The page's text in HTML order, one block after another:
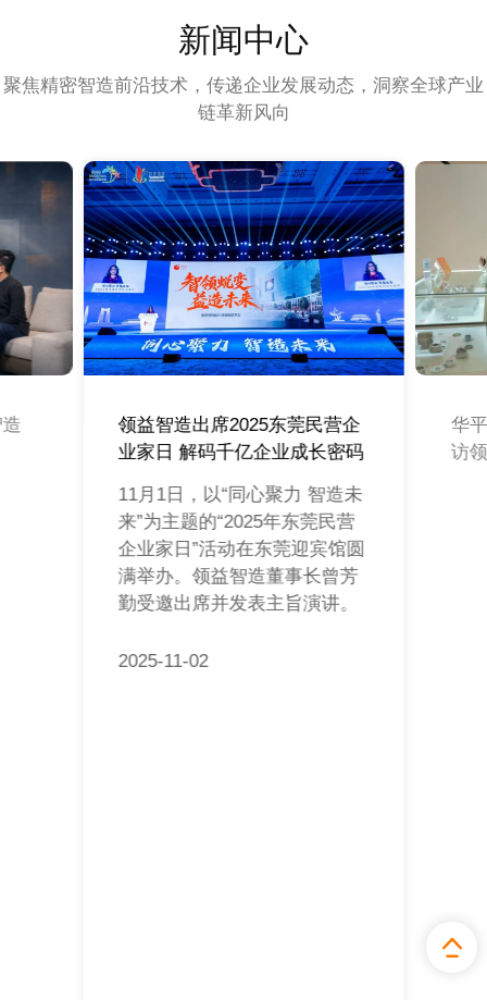
新闻中心
聚焦精密智造前沿技术，传递企业发展动态，洞察全球产业
链革新风向
领益智造出席2025东莞民营企
业家日 解码千亿企业成长密码
11月1日，以“同心聚力 智造未
来”为主题的“2025年东莞民营
企业家日”活动在东莞迎宾馆圆
满举办。领益智造董事长曾芳
勤受邀出席并发表主旨演讲。
2025-11-02
华
访